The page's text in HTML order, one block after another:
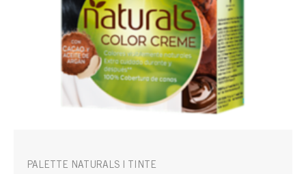
PALETTE NATURALS | TINTE